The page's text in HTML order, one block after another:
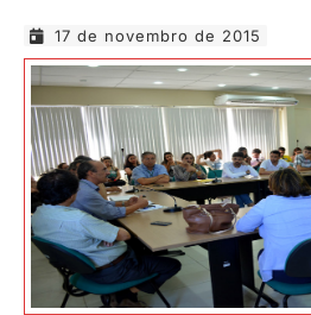
GALERIAS
EVENTOS
JURÍDICO
CLUBE
17 de novembro de 2015